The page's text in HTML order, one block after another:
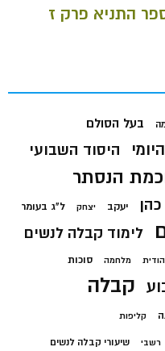
התניא פרק ז
בעל הסולם
היסוד השבועי
הנסתר
כהן יעקב יצחק ל"ג בעומר
לימוד קבלה לנשים
מלחמה סוכות
קבלה
קליפות
רשבי שיעורי קבלה לנשים